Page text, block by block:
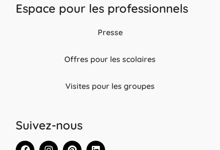
Espace pour les professionnels
Presse
Offres pour les scolaires
Visites pour les groupes
Suivez-nous